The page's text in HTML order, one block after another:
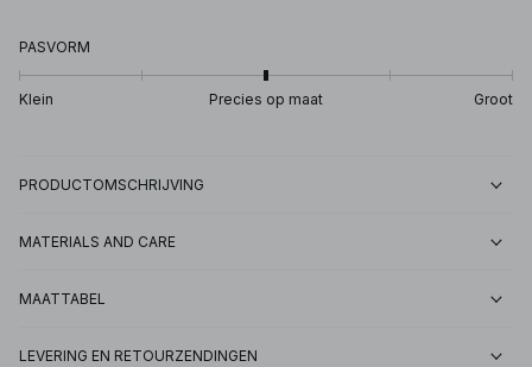
PASVORM
Klein Precies op maat Groot
PRODUCTOMSCHRIJVING
MATERIALS AND CARE
MAATTABEL
LEVERING EN RETOURZENDINGEN